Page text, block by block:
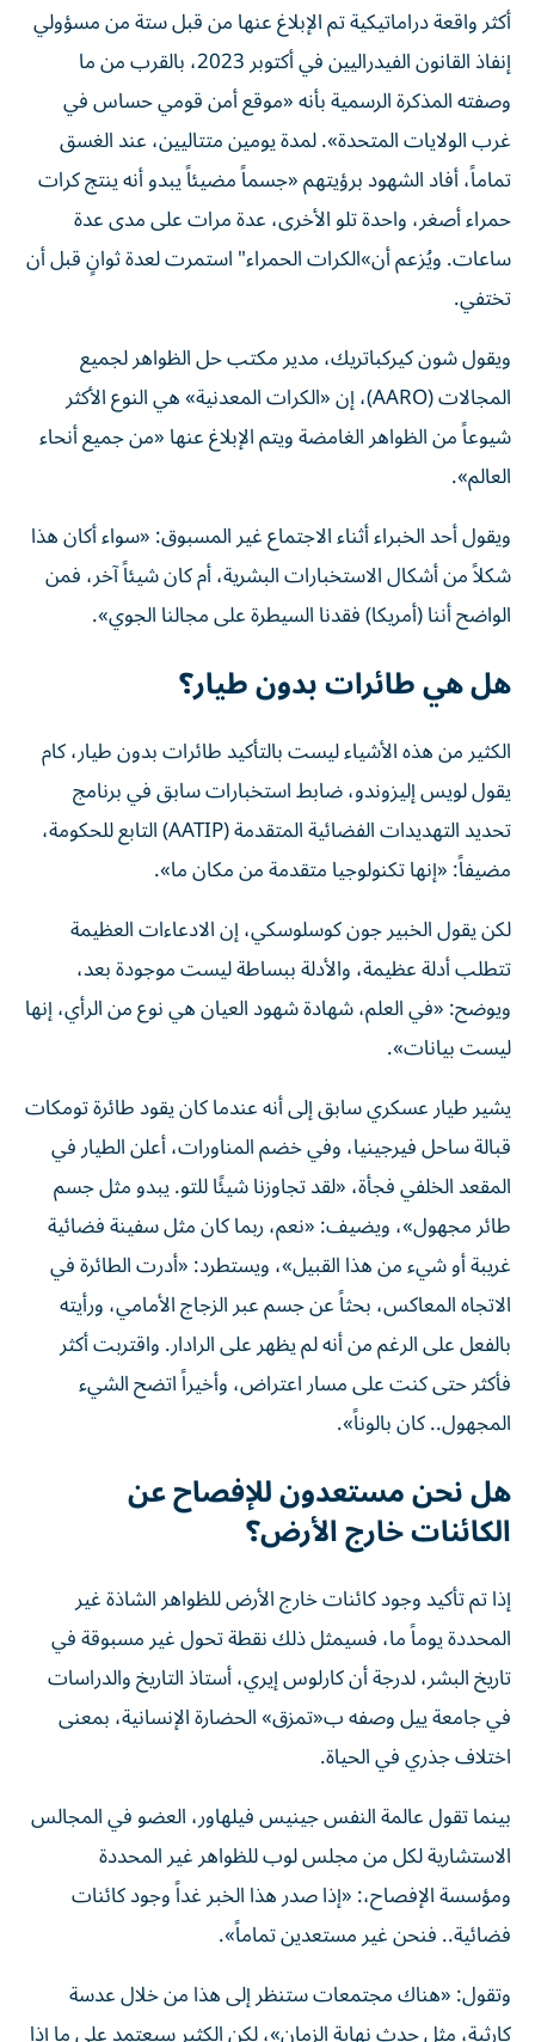
أكثر واقعة دراماتيكية تم الإبلاغ عنها من قبل ستة من مسؤولي
إنفاذ القانون الفيدراليين في أكتوبر 2023، بالقرب من ما
وصفته المذكرة الرسمية بأنه «موقع أمن قومي حساس في
غرب الولايات المتحدة». لمدة يومين متتاليين، عند الغسق
تماماً، أفاد الشهود برؤيتهم «جسماً مضيئاً يبدو أنه ينتج كرات
حمراء أصغر، واحدة تلو الأخرى، عدة مرات على مدى عدة
ساعات. ويُزعم أن»الكرات الحمراء" استمرت لعدة ثوانٍ قبل أن
تختفي.
ويقول شون كيركباتريك، مدير مكتب حل الظواهر لجميع
المجالات (AARO)، إن «الكرات المعدنية» هي النوع الأكثر
شيوعاً من الظواهر الغامضة ويتم الإبلاغ عنها «من جميع أنحاء
العالم».
ويقول أحد الخبراء أثناء الاجتماع غير المسبوق: «سواء أكان هذا
شكلاً من أشكال الاستخبارات البشرية، أم كان شيئاً آخر، فمن
الواضح أننا (أمريكا) فقدنا السيطرة على مجالنا الجوي».
هل هي طائرات بدون طيار؟
الكثير من هذه الأشياء ليست بالتأكيد طائرات بدون طيار، كام
يقول لويس إليزوندو، ضابط استخبارات سابق في برنامج
تحديد التهديدات الفضائية المتقدمة (AATIP) التابع للحكومة،
مضيفاً: «إنها تكنولوجيا متقدمة من مكان ما».
لكن يقول الخبير جون كوسلوسكي، إن الادعاءات العظيمة
تتطلب أدلة عظيمة، والأدلة ببساطة ليست موجودة بعد،
ويوضح: «في العلم، شهادة شهود العيان هي نوع من الرأي، إنها
ليست بيانات».
يشير طيار عسكري سابق إلى أنه عندما كان يقود طائرة تومكات
قبالة ساحل فيرجينيا، وفي خضم المناورات، أعلن الطيار في
المقعد الخلفي فجأة، «لقد تجاوزنا شيئًا للتو. يبدو مثل جسم
طائر مجهول»، ويضيف: «نعم، ربما كان مثل سفينة فضائية
غريبة أو شيء من هذا القبيل»، ويستطرد: «أدرت الطائرة في
الاتجاه المعاكس، بحثاً عن جسم عبر الزجاج الأمامي، ورأيته
بالفعل على الرغم من أنه لم يظهر على الرادار. واقتربت أكثر
فأكثر حتى كنت على مسار اعتراض، وأخيراً اتضح الشيء
المجهول.. كان بالوناً».
هل نحن مستعدون للإفصاح عن
الكائنات خارج الأرض؟
إذا تم تأكيد وجود كائنات خارج الأرض للظواهر الشاذة غير
المحددة يوماً ما، فسيمثل ذلك نقطة تحول غير مسبوقة في
تاريخ البشر، لدرجة أن كارلوس إيري، أستاذ التاريخ والدراسات
في جامعة ييل وصفه ب«تمزق» الحضارة الإنسانية، بمعنى
اختلاف جذري في الحياة.
بينما تقول عالمة النفس جينيس فيلهاور، العضو في المجالس
الاستشارية لكل من مجلس لوب للظواهر غير المحددة
ومؤسسة الإفصاح،: «إذا صدر هذا الخبر غداً وجود كائنات
فضائية.. فنحن غير مستعدين تماماً».
وتقول: «هناك مجتمعات ستنظر إلى هذا من خلال عدسة